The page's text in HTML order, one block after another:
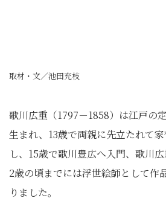
取材・文／池田充枝
歌川広重（1797－1858）は江戸の
生まれ、13歳で両親に先立たれて
し、15歳で歌川豊広へ入門、歌川
2歳の頃までには浮世絵師として作
りました。